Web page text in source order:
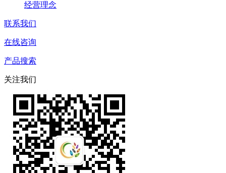
经营理念
联系我们
在线咨询
产品搜索
关注我们